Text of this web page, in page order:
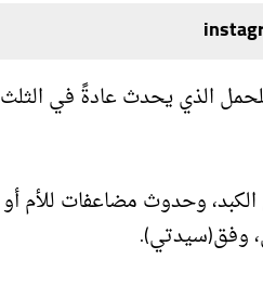
الذي يحدث عادةً في
وحدوث مضاعفات للأم
وفق(سيدتي).